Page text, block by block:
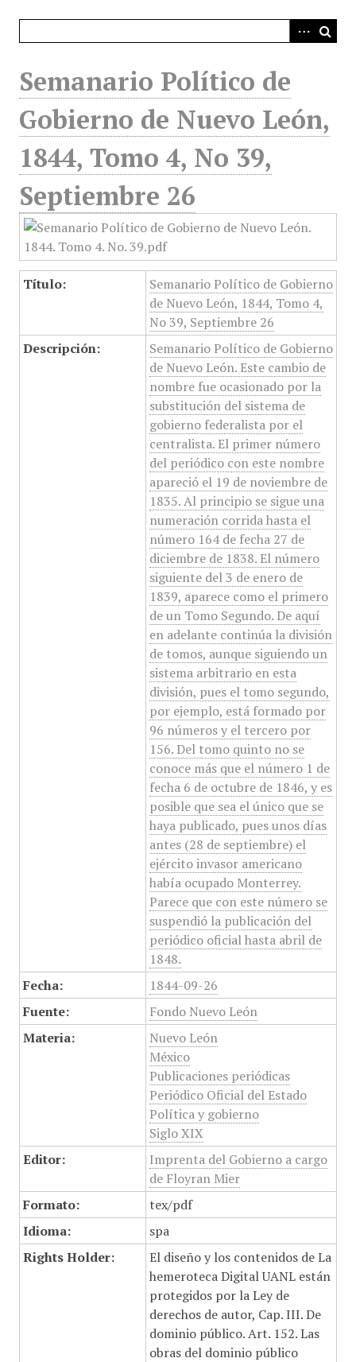
Semanario Político de
Gobierno de Nuevo León,
1844, Tomo 4, No 39,
Septiembre 26
Título:
Semanario Político de Gobierno
de Nuevo León, 1844, Tomo 4,
No 39, Septiembre 26
Descripción:
Semanario Político de Gobierno
de Nuevo León. Este cambio de
nombre fue ocasionado por la
substitución del sistema de
gobierno federalista por el
centralista. El primer número
del periódico con este nombre
apareció el 19 de noviembre de
1835. Al principio se sigue una
numeración corrida hasta el
número 164 de fecha 27 de
diciembre de 1838. El número
siguiente del 3 de enero de
1839, aparece como el primero
de un Tomo Segundo. De aquí
en adelante continúa la división
de tomos, aunque siguiendo un
sistema arbitrario en esta
división, pues el tomo segundo,
por ejemplo, está formado por
96 números y el tercero por
156. Del tomo quinto no se
conoce más que el número 1 de
fecha 6 de octubre de 1846, y es
posible que sea el único que se
haya publicado, pues unos días
antes (28 de septiembre) el
ejército invasor americano
había ocupado Monterrey.
Parece que con este número se
suspendió la publicación del
periódico oficial hasta abril de
1848.
Fecha:
1844-09-26
Fuente:
Fondo Nuevo León
Materia:
Nuevo León
México
Publicaciones periódicas
Periódico Oficial del Estado
Política y gobierno
Siglo XIX
Editor:
Imprenta del Gobierno a cargo
de Floyran Mier
Formato:
tex/pdf
Idioma:
spa
Rights Holder:
El diseño y los contenidos de La
hemeroteca Digital UANL están
protegidos por la Ley de
derechos de autor, Cap. III. De
dominio público. Art. 152. Las
obras del dominio público